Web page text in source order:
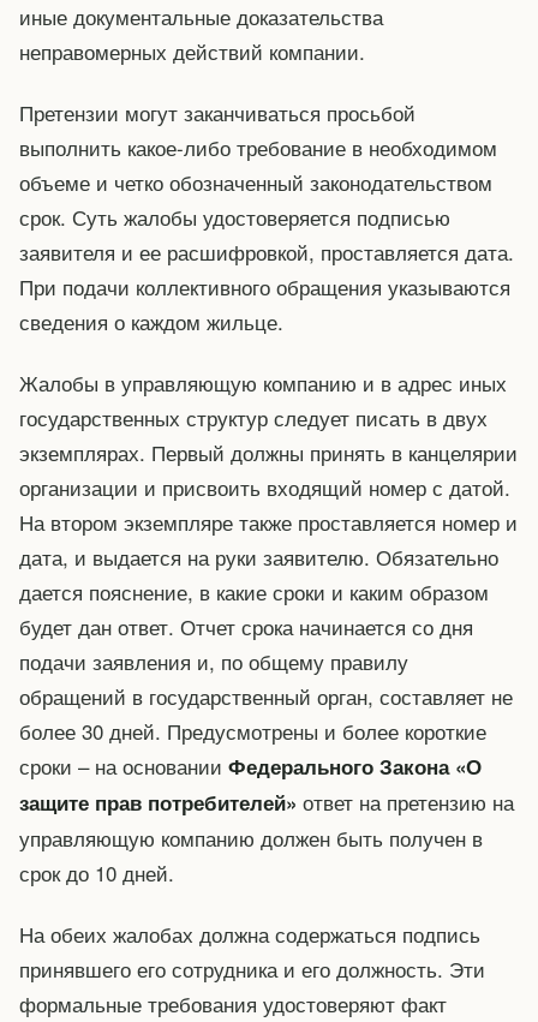
иные документальные доказательства
неправомерных действий компании.
Претензии могут заканчиваться просьбой
выполнить какое-либо требование в необходимом
объеме и четко обозначенный законодательством
срок. Суть жалобы удостоверяется подписью
заявителя и ее расшифровкой, проставляется дата.
При подачи коллективного обращения указываются
сведения о каждом жильце.
Жалобы в управляющую компанию и в адрес иных
государственных структур следует писать в двух
экземплярах. Первый должны принять в канцелярии
организации и присвоить входящий номер с датой.
На втором экземпляре также проставляется номер и
дата, и выдается на руки заявителю. Обязательно
дается пояснение, в какие сроки и каким образом
будет дан ответ. Отчет срока начинается со дня
подачи заявления и, по общему правилу
обращений в государственный орган, составляет не
более 30 дней. Предусмотрены и более короткие
сроки – на основании Федерального Закона «О
защите прав потребителей» ответ на претензию на
управляющую компанию должен быть получен в
срок до 10 дней.
На обеих жалобах должна содержаться подпись
принявшего его сотрудника и его должность. Эти
формальные требования удостоверяют факт